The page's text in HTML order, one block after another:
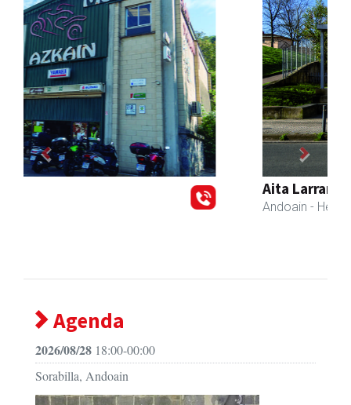
Previous Next
Agenda
2026/08/28 18:00-00:00
Sorabilla, Andoain